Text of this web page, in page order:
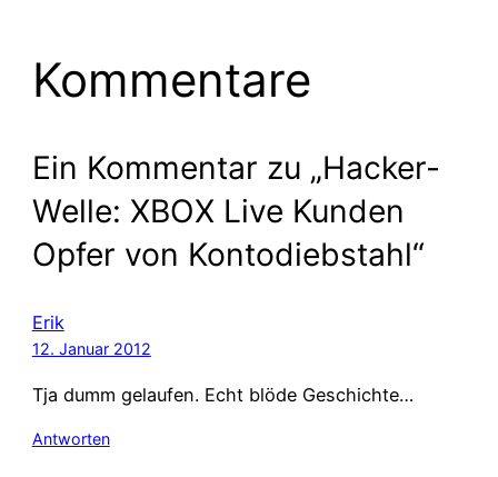
Kommentare
Ein Kommentar zu „Hacker-
Welle: XBOX Live Kunden
Opfer von Kontodiebstahl“
Erik
12. Januar 2012
Tja dumm gelaufen. Echt blöde Geschichte…
Antworten